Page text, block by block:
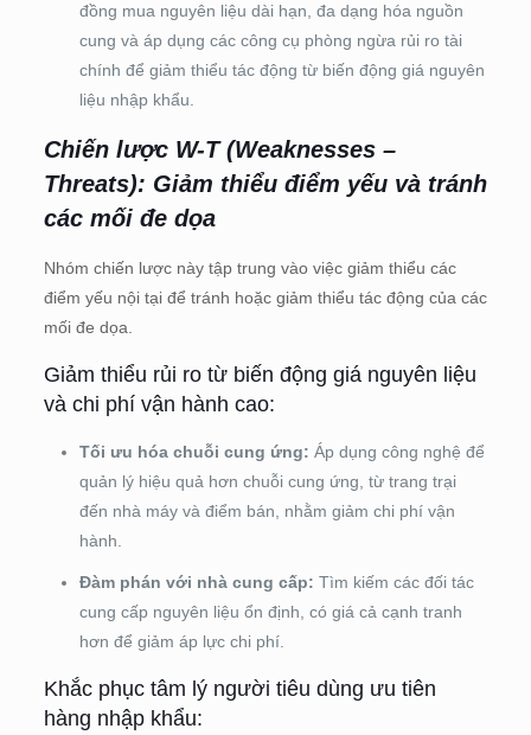
đồng mua nguyên liệu dài hạn, đa dạng hóa nguồn
cung và áp dụng các công cụ phòng ngừa rủi ro tài
chính để giảm thiểu tác động từ biến động giá nguyên
liệu nhập khẩu.
Chiến lược W-T (Weaknesses –
Threats): Giảm thiểu điểm yếu và tránh
các mối đe dọa
Nhóm chiến lược này tập trung vào việc giảm thiểu các
điểm yếu nội tại để tránh hoặc giảm thiểu tác động của các
mối đe dọa.
Giảm thiểu rủi ro từ biến động giá nguyên liệu
và chi phí vận hành cao:
Tối ưu hóa chuỗi cung ứng: Áp dụng công nghệ để
quản lý hiệu quả hơn chuỗi cung ứng, từ trang trại
đến nhà máy và điểm bán, nhằm giảm chi phí vận
hành.
Đàm phán với nhà cung cấp: Tìm kiếm các đối tác
cung cấp nguyên liệu ổn định, có giá cả cạnh tranh
hơn để giảm áp lực chi phí.
Khắc phục tâm lý người tiêu dùng ưu tiên
hàng nhập khẩu: